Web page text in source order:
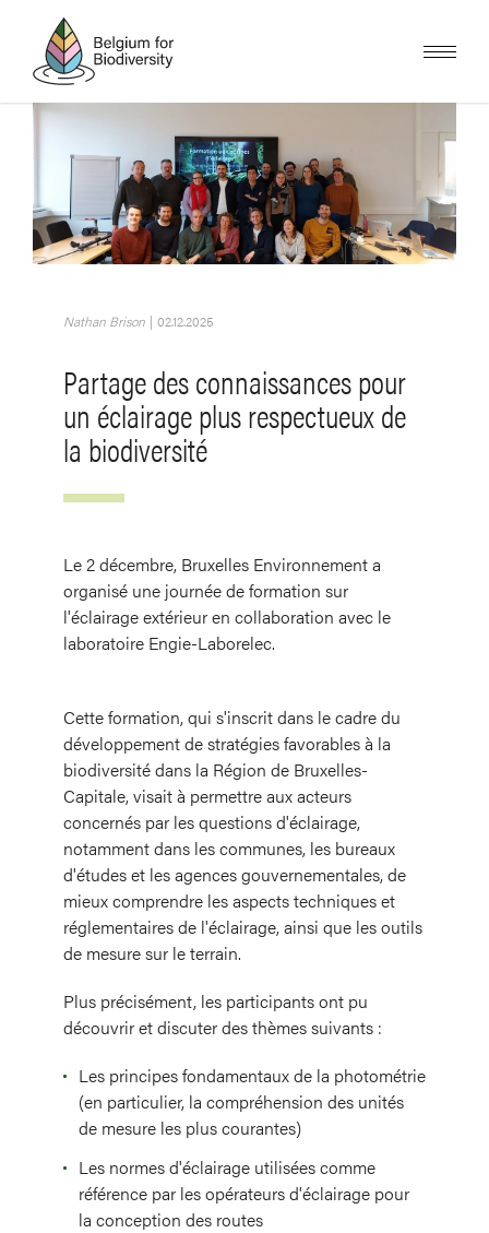
content
Image
Nathan Brison | 02.12.2025
Partage des connaissances pour
un éclairage plus respectueux de
la biodiversité
Le 2 décembre, Bruxelles Environnement a
organisé une journée de formation sur
l'éclairage extérieur en collaboration avec le
laboratoire Engie-Laborelec.
Cette formation, qui s'inscrit dans le cadre du
développement de stratégies favorables à la
biodiversité dans la Région de Bruxelles-
Capitale, visait à permettre aux acteurs
concernés par les questions d'éclairage,
notamment dans les communes, les bureaux
d'études et les agences gouvernementales, de
mieux comprendre les aspects techniques et
réglementaires de l'éclairage, ainsi que les outils
de mesure sur le terrain.
Plus précisément, les participants ont pu
découvrir et discuter des thèmes suivants :
Les principes fondamentaux de la photométrie
(en particulier, la compréhension des unités
de mesure les plus courantes)
Les normes d'éclairage utilisées comme
référence par les opérateurs d'éclairage pour
la conception des routes